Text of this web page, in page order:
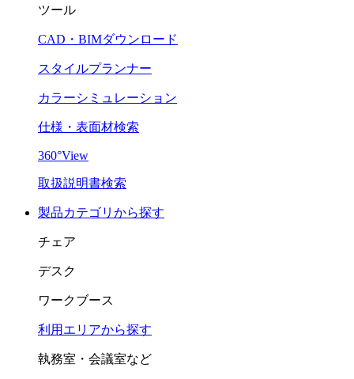
ツール
CAD・BIMダウンロード
スタイルプランナー
カラーシミュレーション
仕様・表面材検索
360°View
取扱説明書検索
製品カテゴリから探す
チェア
デスク
ワークブース
利用エリアから探す
執務室・会議室など